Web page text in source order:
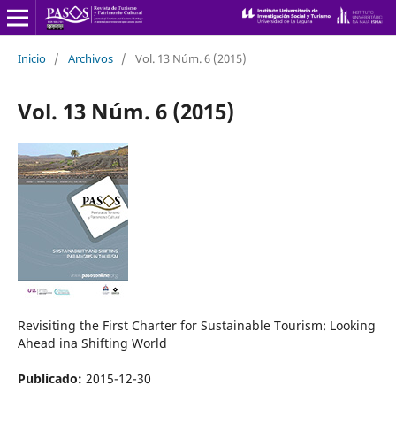
Inicio / Archivos / Vol. 13 Núm. 6 (2015)
Vol. 13 Núm. 6 (2015)
Revisiting the First Charter for Sustainable Tourism: Looking
Ahead ina Shifting World
Publicado: 2015-12-30